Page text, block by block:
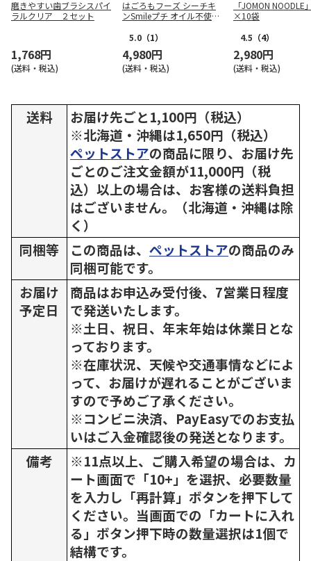
磨きやすい歯ブラシスパイ
ラルクリア ２セット
1,768円
(送料・税込)
はごろもフーズ シーチキ
ンSmileプチ オイル不使用
5.0 （1）
4,980円
(送料・税込)
「JOMON NOODLE
×10袋
4.5 （4）
2,980円
(送料・税込)
送料
お届け先ごと1,100円（税込）
※北海道・沖縄は1,650円（税込）
ペットストアの商品に限り、お届け先
ごとのご注文金額が11,000円（税
込）以上の場合は、お客様の送料負担
はございません。（北海道・沖縄は除
く）
同梱等
この商品は、 ペットストアの商品のみ
同梱可能です。
お届け
予定日
商品はお申込み受付後、7営業日程度
で発送いたします。
※土日、祝日、年末年始は休業日とな
っております。
※在庫状況、天候や交通事情などによ
って、お届けが遅れることがございま
すので予めご了承ください。
※コンビニ決済、PayEasyでのお支払
いはご入金確認後の発送となります。
備考
※11点以上、ご購入希望の場合は、カ
ート画面で「10+」を選択、必要数量
を入力し「再計算」ボタンを押下して
ください。当画面での「カートに入れ
る」ボタン押下時の数量選択は1個で
結構です。